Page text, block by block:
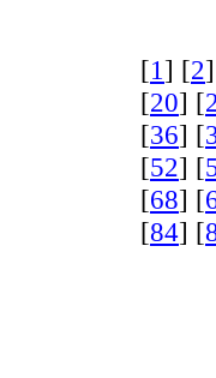
[1 ] [2
[20] [
[36] [
[52] [
[68] [
[84] [